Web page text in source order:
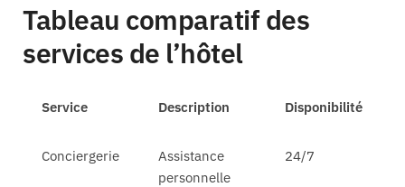
Tableau comparatif des
services de l’hôtel
Service Description Disponibilité
Conciergerie
Assistance
personnelle
24/7